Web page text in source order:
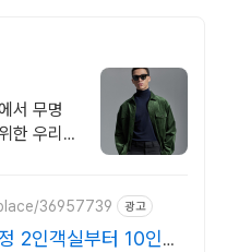
서 무명
한 우리의
36957739 광고
2인객실부터 10인객